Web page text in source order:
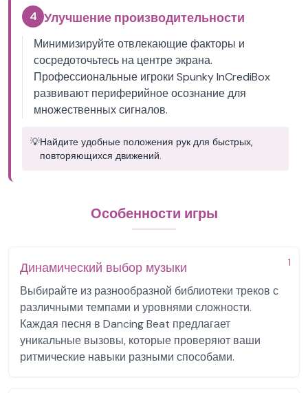
4 Улучшение производительности
Минимизируйте отвлекающие факторы и
сосредоточьтесь на центре экрана.
Профессиональные игроки Spunky InCrediBox
развивают периферийное осознание для
множественных сигналов.
💡Найдите удобные положения рук для быстрых,
повторяющихся движений.
Особенности игры
1
Динамический выбор музыки
Выбирайте из разнообразной библиотеки треков с
различными темпами и уровнями сложности.
Каждая песня в Dancing Beat предлагает
уникальные вызовы, которые проверяют ваши
ритмические навыки разными способами.